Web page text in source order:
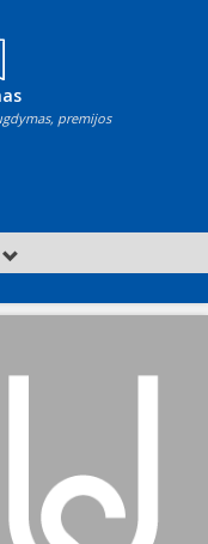
premijos